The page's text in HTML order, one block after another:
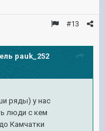
#13
pauk_252
ряды) у нас
люди с кем
Камчатки